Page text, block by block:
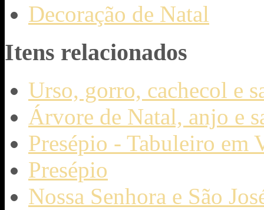
Decoração de Natal
Itens relacionados
Urso, gorro, cachecol e
Árvore de Natal, anjo e
Presépio - Tabuleiro em
Presépio
Nossa Senhora e São